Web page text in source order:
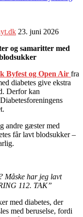
23. juni 2026
og samaritter med
Byfest og Open Air fra
diabetes give ekstra
Derfor kan
andre gæster med
får lavt blodsukker –
Måske har jeg lavt
112. TAK”
med diabetes, der
med beruselse, fordi